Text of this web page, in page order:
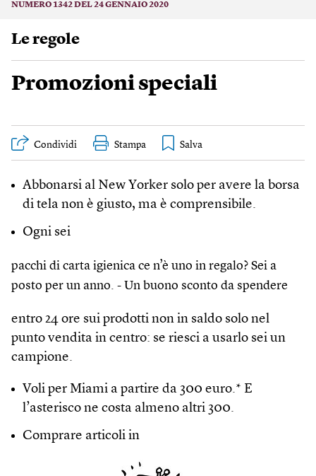
NUMERO 1342 DEL 24 GENNAIO 2020
Le regole
Promozioni speciali
Condividi Stampa
Abbonarsi al New Yorker solo per avere la borsa
di tela non è giusto, ma è comprensibile.
Ogni sei
pacchi di carta igienica ce n’è uno in regalo? Sei a
posto per un anno. - Un buono sconto da spendere
entro 24 ore sui prodotti non in saldo solo nel
punto vendita in centro: se riesci a usarlo sei un
campione.
Voli per Miami a partire da 300 euro.* E
l’asterisco ne costa almeno altri 300.
Comprare articoli in